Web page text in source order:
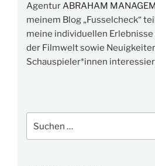
AgenturABRAHAM
meinem Blog „Fusselcheck“
meine individuellen
der Filmwelt sowie
Schauspieler*innen
nach: